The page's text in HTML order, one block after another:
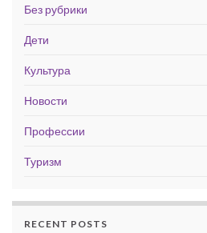
Без рубрики
Дети
Культура
Новости
Профессии
Туризм
RECENT POSTS